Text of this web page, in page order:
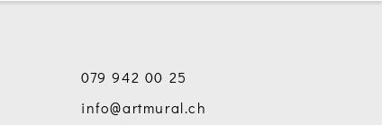
079 942 00 25
info@artmural.ch